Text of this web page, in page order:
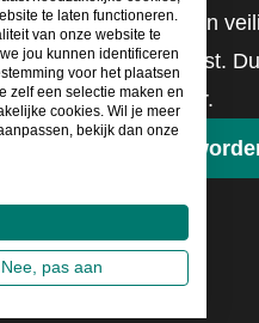
naar een
toekomst.
slimmer.
Lid
te laten functioneren.
van onze website te
jou kunnen identificeren
voor het plaatsen
zelf een selectie maken en
cookies. Wil je meer
bekijk dan onze
Nee, pas aan